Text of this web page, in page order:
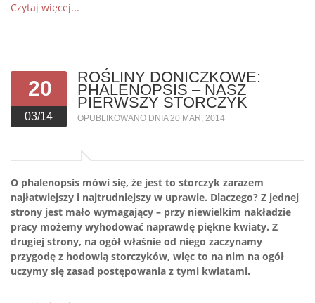
Czytaj więcej...
20
03/14
ROŚLINY DONICZKOWE:
PHALENOPSIS – NASZ
PIERWSZY STORCZYK
OPUBLIKOWANO DNIA 20 MAR, 2014
O phalenopsis mówi się, że jest to storczyk zarazem
najłatwiejszy i najtrudniejszy w uprawie. Dlaczego? Z jednej
strony jest mało wymagający – przy niewielkim nakładzie
pracy możemy wyhodować naprawdę piękne kwiaty. Z
drugiej strony, na ogół właśnie od niego zaczynamy
przygodę z hodowlą storczyków, więc to na nim na ogół
uczymy się zasad postępowania z tymi kwiatami.